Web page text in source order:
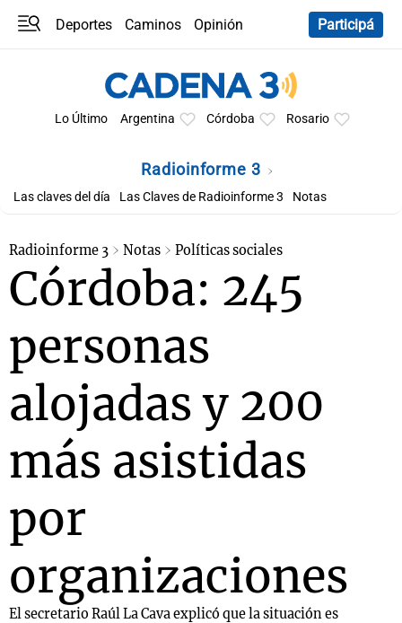
Deportes Caminos
Opinión
Participá
Lo Último Argentina Córdoba Rosario
Radioinforme 3
Las claves del día Las Claves de Radioinforme 3 Notas
Radioinforme 3 Notas Políticas sociales
Córdoba: 245
personas
alojadas y 200
más asistidas
por
organizaciones
El secretario Raúl La Cava explicó que la situación es